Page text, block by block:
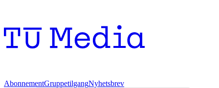
AbonnementGruppetilgangNyhetsbrev